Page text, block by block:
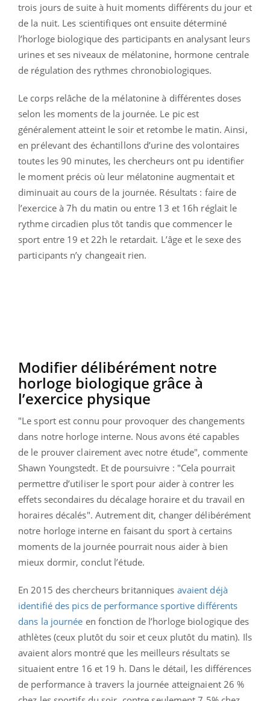
trois jours de suite à huit moments différents du jour et
de la nuit. Les scientifiques ont ensuite déterminé
l’horloge biologique des participants en analysant leurs
urines et ses niveaux de mélatonine, hormone centrale
de régulation des rythmes chronobiologiques.
Le corps relâche de la mélatonine à différentes doses
selon les moments de la journée. Le pic est
généralement atteint le soir et retombe le matin. Ainsi,
en prélevant des échantillons d’urine des volontaires
toutes les 90 minutes, les chercheurs ont pu identifier
le moment précis où leur mélatonine augmentait et
diminuait au cours de la journée. Résultats : faire de
l’exercice à 7h du matin ou entre 13 et 16h réglait le
rythme circadien plus tôt tandis que commencer le
sport entre 19 et 22h le retardait. L’âge et le sexe des
participants n’y changeait rien.
Modifier délibérément notre
horloge biologique grâce à
l’exercice physique
"Le sport est connu pour provoquer des changements
dans notre horloge interne. Nous avons été capables
de le prouver clairement avec notre étude", commente
Shawn Youngstedt. Et de poursuivre : "Cela pourrait
permettre d’utiliser le sport pour aider à contrer les
effets secondaires du décalage horaire et du travail en
horaires décalés". Autrement dit, changer délibérément
notre horloge interne en faisant du sport à certains
moments de la journée pourrait nous aider à bien
mieux dormir, conclut l’étude.
En 2015 des chercheurs britanniques avaient déjà
identifié des pics de performance sportive différents
dans la journée en fonction de l’horloge biologique des
athlètes (ceux plutôt du soir et ceux plutôt du matin). Ils
avaient alors montré que les meilleurs résultats se
situaient entre 16 et 19 h. Dans le détail, les différences
de performance à travers la journée atteignaient 26 %